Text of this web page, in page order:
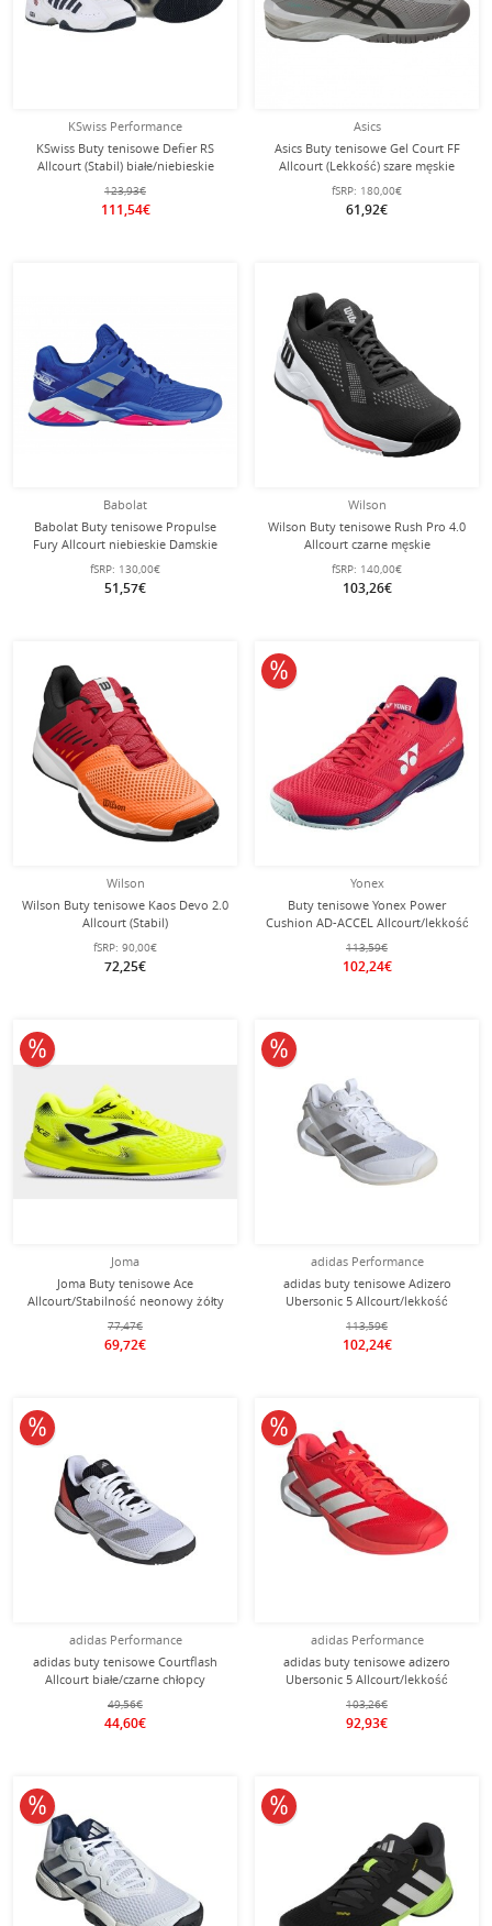
KSwiss Performance
KSwiss Buty tenisowe Defier RS
Allcourt (Stabil) białe/niebieskie
męskie
123,93€
111,54€
Asics
Asics Buty tenisowe Gel Court FF
Allcourt (Lekkość) szare męskie
fSRP: 180,00€
61,92€
Babolat
Babolat Buty tenisowe Propulse
Fury Allcourt niebieskie Damskie
(Rozm. 36,5)
fSRP: 130,00€
51,57€
Wilson
Wilson Buty tenisowe Rush Pro 4.0
Allcourt czarne męskie
fSRP: 140,00€
103,26€
Wilson
Wilson Buty tenisowe Kaos Devo 2.0
Allcourt (Stabil)
pomarańczowo/czerwone męskie
fSRP: 90,00€
72,25€
Yonex
Buty tenisowe Yonex Power
Cushion AD-ACCEL Allcourt/lekkość
czerwone męskie
113,59€
102,24€
10% obniżone
Joma
Joma Buty tenisowe Ace
Allcourt/Stabilność neonowy żółty
Mężczyźni
77,47€
69,72€
10% obniżone
adidas Performance
adidas buty tenisowe Adizero
Ubersonic 5 Allcourt/lekkość
białe/srebrne damskie
113,59€
102,24€
10% obniżone
adidas Performance
adidas buty tenisowe Courtflash
Allcourt białe/czarne chłopcy
49,56€
44,60€
10% obniżone
adidas Performance
adidas buty tenisowe adizero
Ubersonic 5 Allcourt/lekkość
czerwono/białe męskie
103,26€
92,93€
10% obniżone
10% obniżone 10% obniżone